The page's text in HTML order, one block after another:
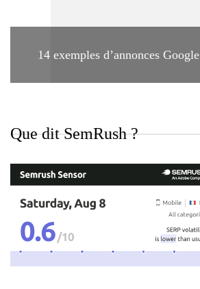
14 exemples d’annonces
Que dit SemRush ?